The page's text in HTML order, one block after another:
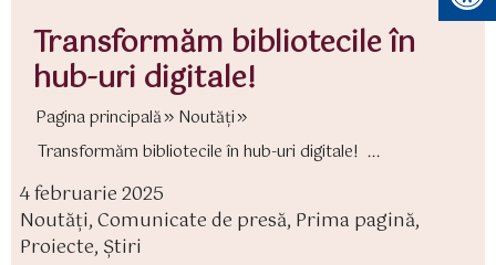
Transformăm bibliotecile în
hub-uri digitale!
Pagina principală
Noutăți
Transformăm bibliotecile în hub-uri digitale! ...
4 februarie 2025
Noutăți,Comunicate de presă, Prima pagină,
Proiecte, Știri